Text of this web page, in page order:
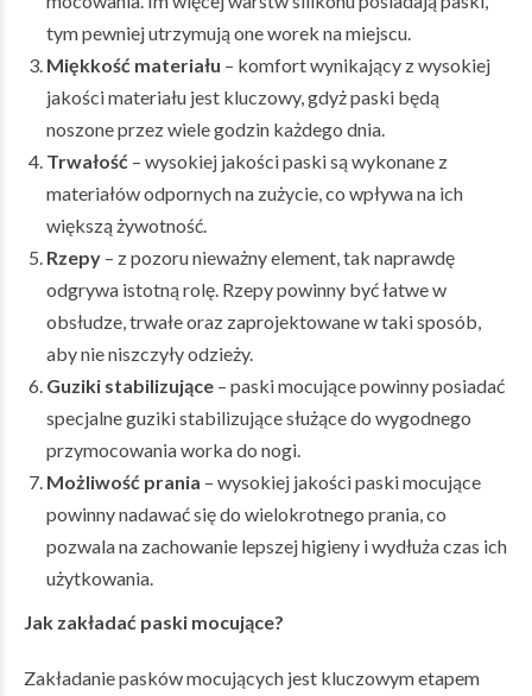
tym pewniej utrzymują one worek na miejscu.
Miękkość materiału – komfort wynikający z wysokiej
jakości materiału jest kluczowy, gdyż paski będą
noszone przez wiele godzin każdego dnia.
Trwałość – wysokiej jakości paski są wykonane z
materiałów odpornych na zużycie, co wpływa na ich
większą żywotność.
Rzepy – z pozoru nieważny element, tak naprawdę
odgrywa istotną rolę. Rzepy powinny być łatwe w
obsłudze, trwałe oraz zaprojektowane w taki sposób,
aby nie niszczyły odzieży.
Guziki stabilizujące – paski mocujące powinny posiadać
specjalne guziki stabilizujące służące do wygodnego
przymocowania worka do nogi.
Możliwość prania – wysokiej jakości paski mocujące
powinny nadawać się do wielokrotnego prania, co
pozwala na zachowanie lepszej higieny i wydłuża czas ich
użytkowania.
Jak zakładać paski mocujące?
Zakładanie pasków mocujących jest kluczowym etapem